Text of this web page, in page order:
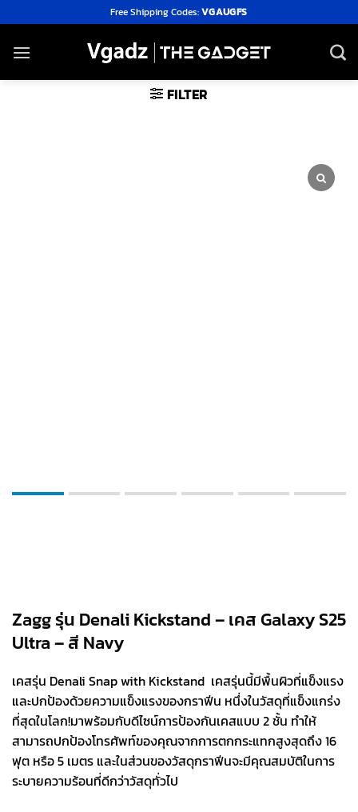
to
content
Free Shipping Codes:VGAUGFS
FILTER
Zagg รุ่น Denali Kickstand – เคส Galaxy S25
Ultra – สี Navy
เคสรุ่น Denali Snap with Kickstand เคสรุ่นนี้มีพื้นผิวที่แข็งแรง
และปกป้องด้วยความแข็งแรงของกราฟีน หนึ่งในวัสดุที่แข็งแกร่ง
ที่สุดในโลก!มาพร้อมกับดีไซน์การป้องกันเคสแบบ 2 ชั้น ทำให้
สามารถปกป้องโทรศัพท์ของคุณจากการตกกระแทกสูงสุดถึง 16
ฟุต หรือ 5 เมตร และในส่วนของวัสดุกราฟีนจะมีคุณสมบัติในการ
ระบายความร้อนที่ดีกว่าวัสดุทั่วไป